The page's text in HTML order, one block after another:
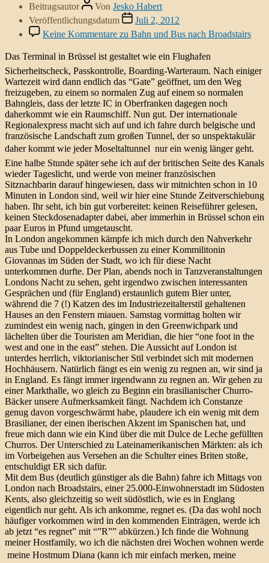
Beitragsautor Von Jesko Habert
Veröffentlichungsdatum
Juli 2, 2012
Keine Kommentare zu Bahn und Bus nach Broadstairs
Das Terminal in Brüssel ist gestaltet wie ein Flughafen 
Sicherheitscheck, Passkontrolle, Boarding-Warteraum. Nach einiger
Wartezeit wird dann endlich das “Gate” geöffnet, um den Weg
freizugeben, zu einem so normalen Zug auf einem so normalen
Bahngleis, dass der letzte IC in Oberfranken dagegen noch
daherkommt wie ein Raumschiff. Nun gut. Der internationale
Regionalexpress macht sich auf und ich fahre durch belgische und
französische Landschaft zum großen Tunnel, der so unspektakulär
daher kommt wie jeder Moseltaltunnel  nur ein wenig länger geht.
Eine halbe Stunde später sehe ich auf der britischen Seite des Kanals
wieder Tageslicht, und werde von meiner französischen
Sitznachbarin darauf hingewiesen, dass wir mitnichten schon in 10
Minuten in London sind, weil wir hier eine Stunde Zeitverschiebung
haben. Ihr seht, ich bin gut vorbereitet: keinen Reiseführer gelesen,
keinen Steckdosenadapter dabei, aber immerhin in Brüssel schon ein
paar Euros in Pfund umgetauscht.
In London angekommen kämpfe ich mich durch den Nahverkehr
aus Tube und Doppeldeckerbussen zu einer Kommilitonin
Giovannas im Süden der Stadt, wo ich für diese Nacht
unterkommen durfte. Der Plan, abends noch in Tanzveranstaltungen
Londons Nacht zu sehen, geht irgendwo zwischen interessanten
Gesprächen und (für England) erstaunlich gutem Bier unter,
während die 7 (!) Katzen des im Industriezeitalterstil gehaltenen
Hauses an den Fenstern miauen. Samstag vormittag holten wir
zumindest ein wenig nach, gingen in den Greenwichpark und
lächelten über die Touristen am Meridian, die hier “one foot in the
west and one in the east” stehen. Die Aussicht auf London ist
unterdes herrlich, viktorianischer Stil verbindet sich mit modernen
Hochhäusern. Natürlich fängt es ein wenig zu regnen an, wir sind ja
in England. Es fängt immer irgendwann zu regnen an. Wir gehen zu
einer Markthalle, wo gleich zu Beginn ein brasilianischer Churro-
Bäcker unsere Aufmerksamkeit fängt. Nachdem ich Constanze
genug davon vorgeschwärmt habe, plaudere ich ein wenig mit dem
Brasilianer, der einen iberischen Akzent im Spanischen hat, und
freue mich dann wie ein Kind über die mit Dulce de Leche gefüllten
Churros. Der Unterschied zu Lateinamerikanischen Märkten: als ich
im Vorbeigehen aus Versehen an die Schulter eines Briten stoße,
entschuldigt ER sich dafür.
Mit dem Bus (deutlich günstiger als die Bahn) fahre ich Mittags von
London nach Broadstairs, einer 25.000-Einwohnerstadt im Südosten
Kents, also gleichzeitig so weit südöstlich, wie es in Englang
eigentlich nur geht. Als ich ankomme, regnet es. (Da das wohl noch
häufiger vorkommen wird in den kommenden Einträgen, werde ich
ab jetzt “es regnet” mit “”R”” abkürzen.) Ich finde die Wohnung
meiner Hostfamily, wo ich die nächsten drei Wochen wohnen werde
 meine Hostmum Diana (kann ich mir einfach merken, meine